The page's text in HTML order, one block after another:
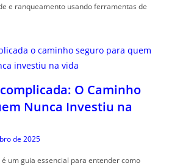
e ranqueamento usando ferramentas de
O Caminho
Nunca Investiu na
de 2025
um guia essencial para entender como